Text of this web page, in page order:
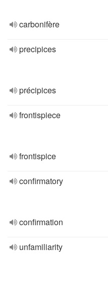
carbonifère
precipices
précipices
frontispiece
frontispice
confirmatory
confirmation
unfamiliarity